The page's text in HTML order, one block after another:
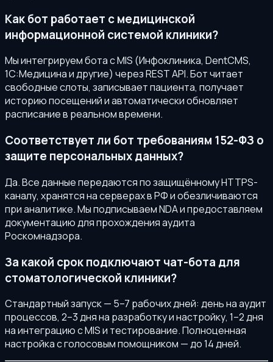
Как бот работает с медицинской
информационной системой клиники?
Мы интегрируем бота с MIS (Инфоклиника, DentCMS,
1С:Медицина и другие) через REST API. Бот читает
свободные слоты, записывает пациента, получает
историю посещений и автоматически обновляет
расписание в реальном времени.
Соответствует ли бот требованиям 152-ФЗ о
защите персональных данных?
Да. Все данные передаются по защищённому HTTPS-
каналу, хранятся на серверах в РФ и обезличиваются
при аналитике. Мы подписываем NDA и предоставляем
документацию для прохождения аудита
Роскомнадзора.
За какой срок подключают чат-бота для
стоматологической клиники?
Стандартный запуск — 5–7 рабочих дней: день на аудит
процессов, 2–3 дня на разработку и настройку, 1–2 дня
на интеграцию с MIS и тестирование. Полноценная
настройка с голосовым помощником — до 14 дней.